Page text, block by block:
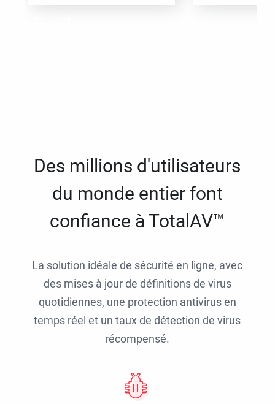
Des millions d'utilisateurs
du monde entier font
confiance à TotalAV™
La solution idéale de sécurité en ligne, avec
des mises à jour de définitions de virus
quotidiennes, une protection antivirus en
temps réel et un taux de détection de virus
récompensé.